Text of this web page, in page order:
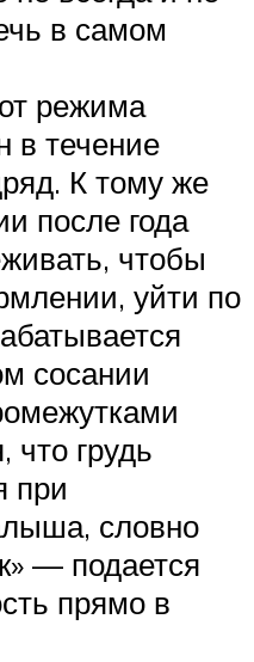
в самом
режима
в течение
К тому же
после года
чтобы
уйти по
сосании
что грудь
при
словно
— подается
прямо в